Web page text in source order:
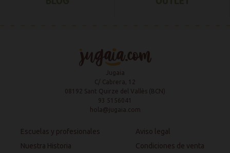
Jugaia
C/ Cabrera, 12
08192 Sant Quirze del Vallès (BCN)
93 5156041
hola@jugaia.com
Escuelas y profesionales
Nuestra Historia
Aviso legal
Condiciones de venta